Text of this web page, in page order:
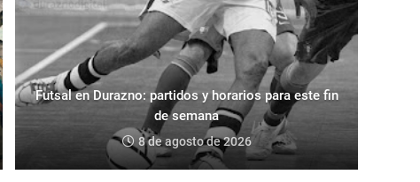
Futsal en Durazno: partidos y horarios para este fin
de semana
8 de agosto de 2026